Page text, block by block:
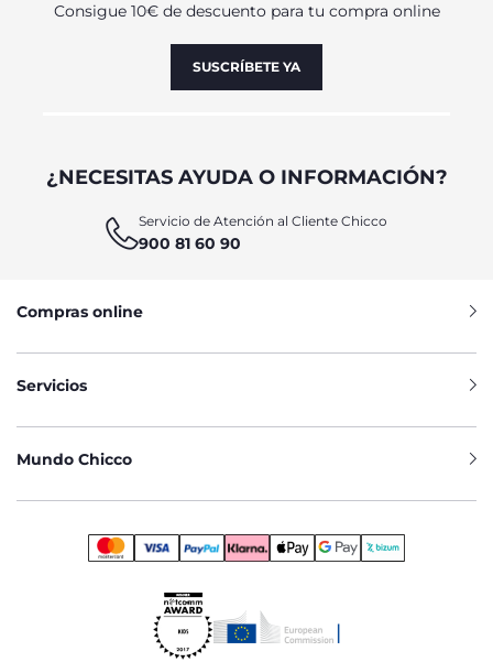
Consigue 10€ de descuento para tu compra online
SUSCRÍBETE YA
¿NECESITAS AYUDA O INFORMACIÓN?
Servicio de Atención al Cliente Chicco
900 81 60 90
Compras online
Servicios
Mundo Chicco